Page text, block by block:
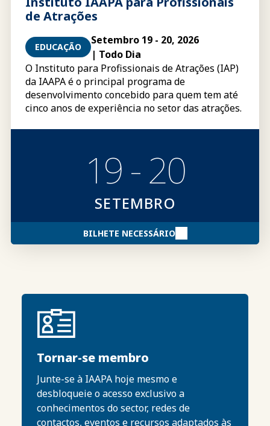
de Atrações
EDUCAÇÃO
Setembro 19 - 20, 2026
| Todo Dia
O Instituto para Profissionais de Atrações (IAP)
da IAAPA é o principal programa de
desenvolvimento concebido para quem tem até
cinco anos de experiência no setor das atrações.
19 - 20
SETEMBRO
BILHETE NECESSÁRIO
Tornar-se membro
Junte-se à IAAPA hoje mesmo e
desbloqueie o acesso exclusivo a
conhecimentos do sector, redes de
contactos, eventos e recursos adaptados às